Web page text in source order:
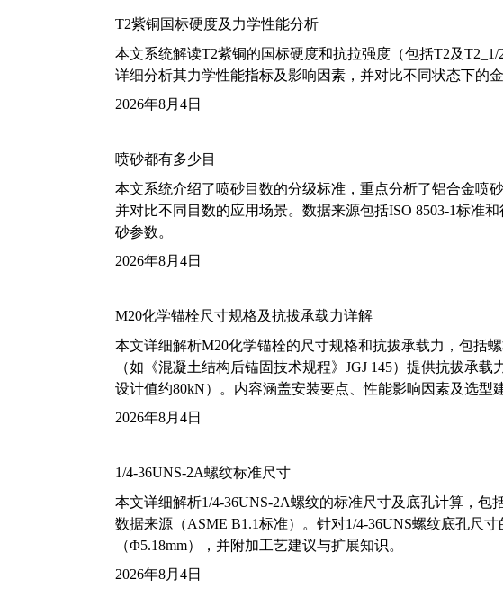
T2紫铜国标硬度及力学性能分析
本文系统解读T2紫铜的国标硬度和抗拉强度（包括T2及T2_1/
详细分析其力学性能指标及影响因素，并对比不同状态下的
2026年8月4日
喷砂都有多少目
本文系统介绍了喷砂目数的分级标准，重点分析了铝合金喷
并对比不同目数的应用场景。数据来源包括ISO 8503-1标准
砂参数。
2026年8月4日
M20化学锚栓尺寸规格及抗拔承载力详解
本文详细解析M20化学锚栓的尺寸规格和抗拔承载力，包括
（如《混凝土结构后锚固技术规程》JGJ 145）提供抗拔承
设计值约80kN）。内容涵盖安装要点、性能影响因素及选型
2026年8月4日
1/4-36UNS-2A螺纹标准尺寸
本文详细解析1/4-36UNS-2A螺纹的标准尺寸及底孔计算，包
数据来源（ASME B1.1标准）。针对1/4-36UNS螺纹底孔尺
（Φ5.18mm），并附加工艺建议与扩展知识。
2026年8月4日